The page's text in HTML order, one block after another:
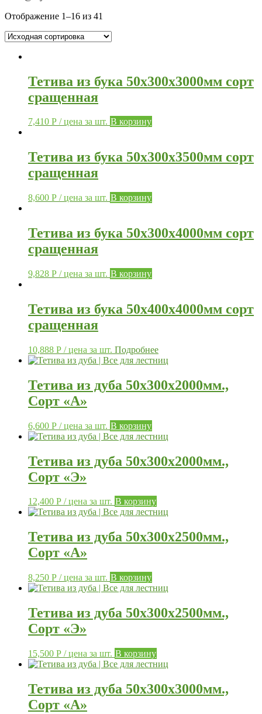
Отображение 1–16 из 41
Тетива из бука 50х300х3000мм сорт
сращенная
7,410 Р / цена за шт. В корзину
Тетива из бука 50х300х3500мм сорт
сращенная
8,600 Р / цена за шт. В корзину
Тетива из бука 50х300х4000мм сорт
сращенная
9,828 Р / цена за шт. В корзину
Тетива из бука 50х400х4000мм сорт
сращенная
10,888 Р / цена за шт. Подробнее
Тетива из дуба 50х300х2000мм.,
Сорт «А»
6,600 Р / цена за шт. В корзину
Тетива из дуба 50х300х2000мм.,
Сорт «Э»
12,400 Р / цена за шт. В корзину
Тетива из дуба 50х300х2500мм.,
Сорт «А»
8,250 Р / цена за шт. В корзину
Тетива из дуба 50х300х2500мм.,
Сорт «Э»
15,500 Р / цена за шт. В корзину
Тетива из дуба 50х300х3000мм.,
Сорт «А»